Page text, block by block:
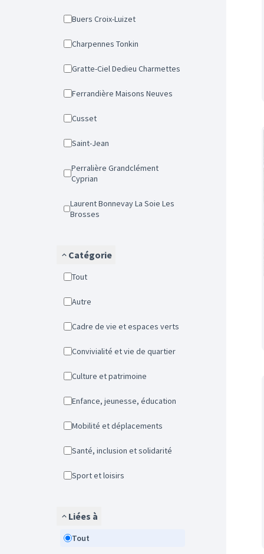
Buers Croix-Luizet
Charpennes Tonkin
Gratte-Ciel Dedieu Charmettes
Ferrandière Maisons Neuves
Cusset
Saint-Jean
Perralière Grandclément
Cyprian
Laurent Bonnevay La Soie Les
Brosses
Catégorie
Tout
Autre
Cadre de vie et espaces verts
Convivialité et vie de quartier
Culture et patrimoine
Enfance, jeunesse, éducation
Mobilité et déplacements
Santé, inclusion et solidarité
Sport et loisirs
Liées à
Tout